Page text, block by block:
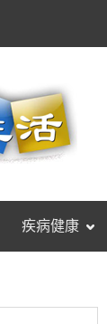
疾病健康